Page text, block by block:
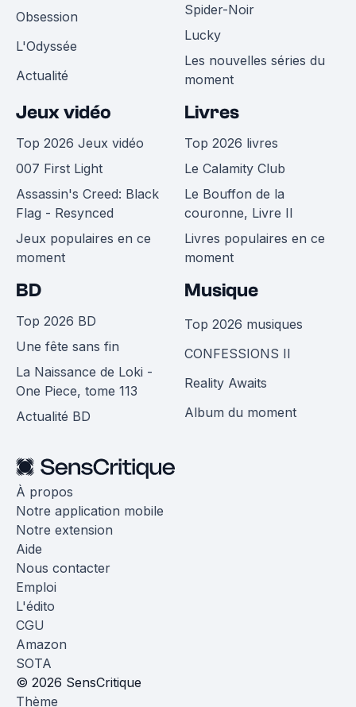
Obsession
L'Odyssée
Actualité
Spider-Noir
Lucky
Les nouvelles séries du
moment
Jeux vidéo
Top 2026 Jeux vidéo
007 First Light
Assassin's Creed: Black
Flag - Resynced
Jeux populaires en ce
moment
Livres
Top 2026 livres
Le Calamity Club
Le Bouffon de la
couronne, Livre II
Livres populaires en ce
moment
BD
Top 2026 BD
Une fête sans fin
La Naissance de Loki -
One Piece, tome 113
Actualité BD
Musique
Top 2026 musiques
CONFESSIONS II
Reality Awaits
Album du moment
À propos
Notre application mobile
Notre extension
Aide
Nous contacter
Emploi
L'édito
CGU
Amazon
SOTA
© 2026 SensCritique
Thème